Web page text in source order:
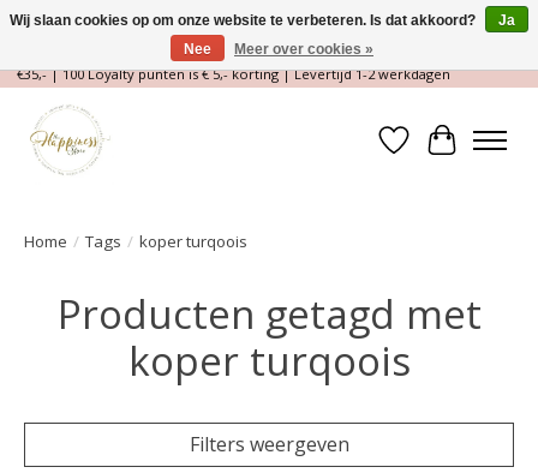
Magische Conceptstore, Edelstenen & Spirituele winkel | Gratis verzending >
€35,- | 100 Loyalty punten is € 5,- korting | Levertijd 1-2 werkdagen
Verlanglijst
Home / Tags / koper turqoois
Producten getagd met
koper turqoois
Filters weergeven
Wij slaan cookies op om onze website te verbeteren. Is dat akkoord?
Ja
Nee
Meer over cookies »